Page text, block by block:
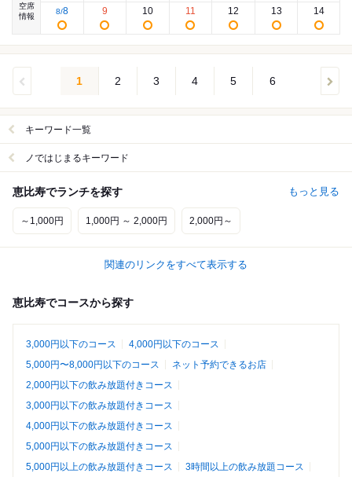
空席
情報
8/8 9 10 11 12 13 14
1 2 3 4 5 6
キーワード一覧
ノではじまるキーワード
恵比寿でランチを探す もっと見る
～1,000円 1,000円 ～ 2,000円 2,000円～
関連のリンクをすべて表示する
恵比寿でコースから探す
3,000円以下のコース
4,000円以下のコース
5,000円〜8,000円以下のコース
ネット予約できるお店
2,000円以下の飲み放題付きコース
3,000円以下の飲み放題付きコース
4,000円以下の飲み放題付きコース
5,000円以下の飲み放題付きコース
5,000円以上の飲み放題付きコース
3時間以上の飲み放題コース